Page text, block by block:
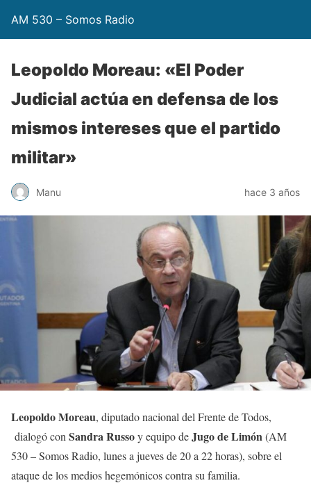
AM 530 – Somos Radio
Leopoldo Moreau: «El Poder
Judicial actúa en defensa de los
mismos intereses que el partido
militar»
Manu hace 3 años
Leopoldo Moreau, diputado nacional del Frente de Todos,
dialogó con Sandra Russoy equipo deJugo de Limón(AM
530 – Somos Radio, lunes a jueves de 20 a 22 horas), sobre el
ataque de los medios hegemónicos contra su familia.